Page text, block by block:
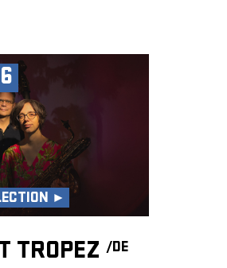
►
TROPEZ /DE